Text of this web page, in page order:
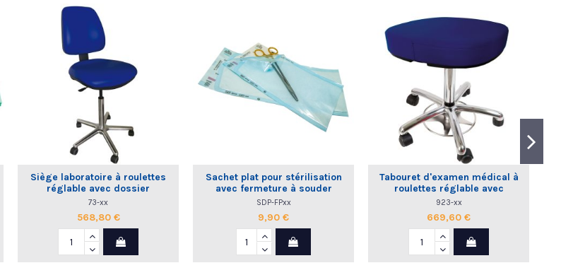
Siège laboratoire à roulettes
réglable avec dossier
commande manuelle
73-xx
568,80 €
Sachet plat pour stérilisation
avec fermeture à souder
SDP-FPxx
9,90 €
Tabouret d'examen médical à
roulettes réglable avec
dossier commande au pied
923-xx
669,60 €